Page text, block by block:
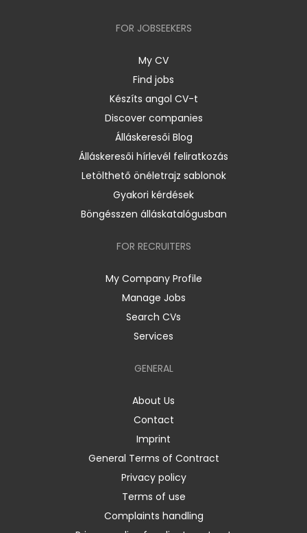
FOR JOBSEEKERS
My CV
Find jobs
Készíts angol CV-t
Discover companies
Álláskeresői Blog
Álláskeresői hírlevél feliratkozás
Letölthető önéletrajz sablonok
Gyakori kérdések
Böngésszen álláskatalógusban
FOR RECRUITERS
My Company Profile
Manage Jobs
Search CVs
Services
GENERAL
About Us
Contact
Imprint
General Terms of Contract
Privacy policy
Terms of use
Complaints handling